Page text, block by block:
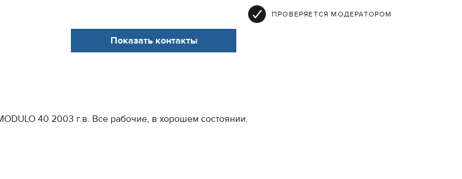
ПРОВЕРЯЕТСЯ МОДЕРАТОРОМ
Показать контакты
40 2003 г.в. Все рабочие, в хорошем состоянии.